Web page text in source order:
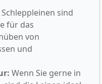
Schleppleinen sind
für das
von
und
Wenn Sie gerne in